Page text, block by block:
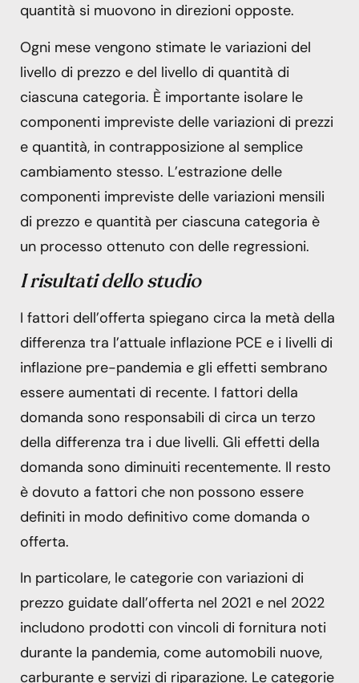
quantità si muovono in direzioni opposte.
Ogni mese vengono stimate le variazioni del
livello di prezzo e del livello di quantità di
ciascuna categoria. È importante isolare le
componenti impreviste delle variazioni di prezzi
e quantità, in contrapposizione al semplice
cambiamento stesso. L’estrazione delle
componenti impreviste delle variazioni mensili
di prezzo e quantità per ciascuna categoria è
un processo ottenuto con delle regressioni.
I risultati dello studio
I fattori dell’offerta spiegano circa la metà della
differenza tra l’attuale inflazione PCE e i livelli di
inflazione pre-pandemia e gli effetti sembrano
essere aumentati di recente. I fattori della
domanda sono responsabili di circa un terzo
della differenza tra i due livelli. Gli effetti della
domanda sono diminuiti recentemente. Il resto
è dovuto a fattori che non possono essere
definiti in modo definitivo come domanda o
offerta.
In particolare, le categorie con variazioni di
prezzo guidate dall’offerta nel 2021 e nel 2022
includono prodotti con vincoli di fornitura noti
durante la pandemia, come automobili nuove,
carburante e servizi di riparazione. Le categorie